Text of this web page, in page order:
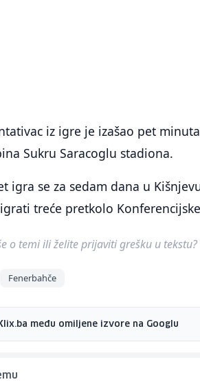
iz igre je izašao pet
Sukru Saracoglu stadiona.
igra se za sedam dana u
treće pretkolo
o temi ili želite prijaviti grešku u tekstu?
Fenerbahče
među omiljene izvore na Googlu